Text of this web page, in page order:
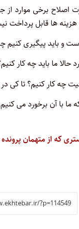
هزینه ها قابل پرداخت
و باید پیگیری
ما باید چه کار
کی در زندان بماند؟
با آن برخورد می
که از متهمان